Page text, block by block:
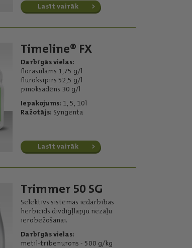
Lasīt vairāk
Timeline® FX
Darbīgās vielas:
florasulams 1,75 g/l
fluroksipirs 52,5 g/l
pinoksadēns 30 g/l
Iepakojums: 1, 5, 10l
Ražotājs: Syngenta
Lasīt vairāk
Trimmer 50 SG
Selektīvs sistēmas iedarbības
herbicīds divdīgļlapju nezāļu
ierobežošanai.
Darbīgās vielas:
metil-tribenurons - 500 g/kg